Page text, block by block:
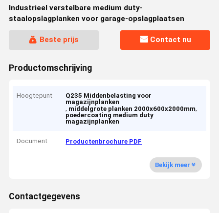
Industrieel verstelbare medium duty-
staalopslagplanken voor garage-opslagplaatsen
Beste prijs Contact nu
Productomschrijving
Hoogtepunt
Q235 Middenbelasting voor
magazijnplanken
, middelgrote planken 2000x600x2000mm,
poedercoating medium duty
magazijnplanken
Document Productenbrochure PDF
Bekijk meer
Contactgegevens